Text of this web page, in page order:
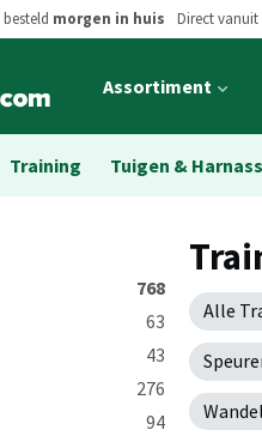
morgen in huis Direct vanuit
Open
menu
Assortiment
Training Tuigen &
768
63
43
276
94
Alle